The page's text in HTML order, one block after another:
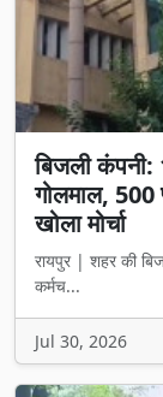
बिजली
गोलमाल, 500
खोला मोर्चा
रायपुर | शहर की
कर्मच...
Jul 30, 2026